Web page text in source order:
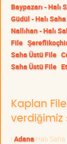
Baypazarı - Halı
Güdül - Halı
Nallıhan - Halı
File
Saha Üstü File
Saha Üstü File
Kaplan
verdiğimiz
| Adana Halı